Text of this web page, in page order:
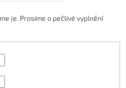
je. Prosíme o pečlivé vyplnění